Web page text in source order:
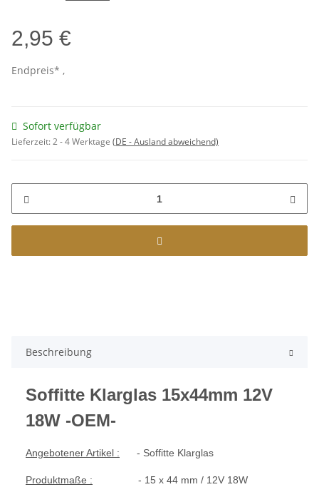
2,95 €
Endpreis* ,
Sofort verfügbar
Lieferzeit:2 - 4 Werktage (DE - Ausland abweichend)
Beschreibung
Soffitte Klarglas 15x44mm 12V
18W -OEM-
Angebotener Artikel : - Soffitte Klarglas
Produktmaße : - 15 x 44 mm / 12V 18W